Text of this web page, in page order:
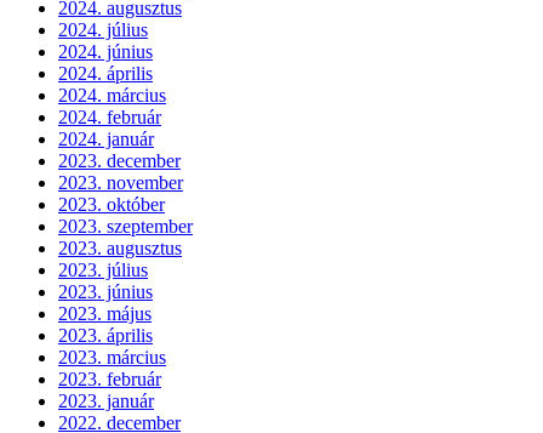
2024. augusztus
2024. július
2024. június
2024. április
2024. március
2024. február
2024. január
2023. december
2023. november
2023. október
2023. szeptember
2023. augusztus
2023. július
2023. június
2023. május
2023. április
2023. március
2023. február
2023. január
2022. december